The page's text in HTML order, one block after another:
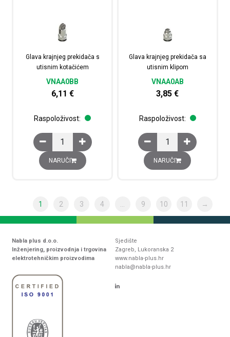
Glava krajnjeg prekidača s
utisnim kotačićem
VNAA0BB
6,11 €
Raspoloživost:
Glava krajnjeg prekidača s utisnim kotačićem količina
NARUČI
Glava krajnjeg prekidača sa
utisnim klipom
VNAA0AB
3,85€
Raspoloživost:
Glava krajnjeg
NARUČI
1 2 3 4 9 10 11 →
Nabla plus d.o.o.
Inženjering, proizvodnja i trgovina
elektrotehničkim proizvodima
Sjedište
Zagreb, Lukoranska 2
www.nabla-plus.hr
nabla@nabla-plus.hr